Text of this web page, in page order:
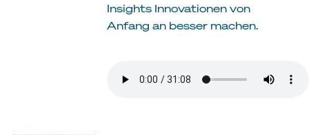
Insights Innovationen von
Anfang an besser machen.